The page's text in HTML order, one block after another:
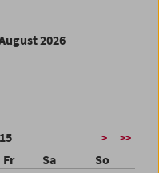
2026
> >>
Fr Sa So